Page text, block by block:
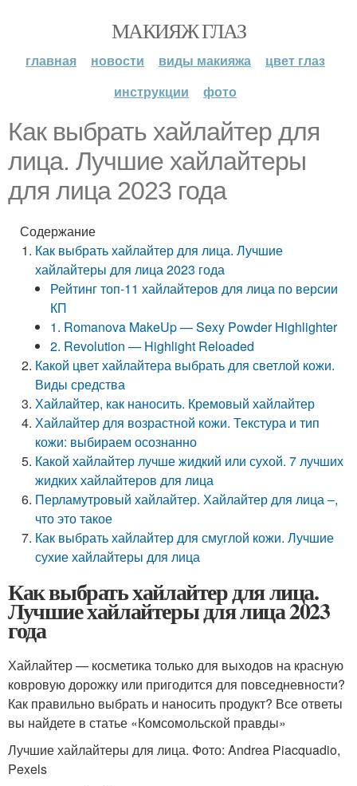
МАКИЯЖ ГЛАЗ
главная новости виды макияжа
цвет глаз
инструкции
фото
Как выбрать хайлайтер для
лица. Лучшие хайлайтеры
для лица 2023 года
Содержание
Как выбрать хайлайтер для лица. Лучшие
хайлайтеры для лица 2023 года
Рейтинг топ-11 хайлайтеров для лица по версии
КП
1. Romanova MakeUp — Sexy Powder Highlighter
2. Revolution — Highlight Reloaded
Какой цвет хайлайтера выбрать для светлой кожи.
Виды средства
Хайлайтер, как наносить. Кремовый хайлайтер
Хайлайтер для возрастной кожи. Текстура и тип
кожи: выбираем осознанно
Какой хайлайтер лучше жидкий или сухой. 7 лучших
жидких хайлайтеров для лица
Перламутровый хайлайтер. Хайлайтер для лица –,
что это такое
Как выбрать хайлайтер для смуглой кожи. Лучшие
сухие хайлайтеры для лица
Как выбрать хайлайтер для лица.
Лучшие хайлайтеры для лица 2023
года
Хайлайтер — косметика только для выходов на красную
ковровую дорожку или пригодится для повседневности?
Как правильно выбрать и наносить продукт? Все ответы
вы найдете в статье «Комсомольской правды»
Лучшие хайлайтеры для лица. Фото: Andrea Piacquadio,
Pexels